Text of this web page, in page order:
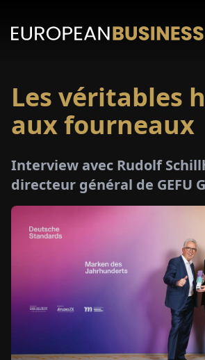
Les véritables
aux fourneaux
Interview avec Rudolf
directeur général de GEFU